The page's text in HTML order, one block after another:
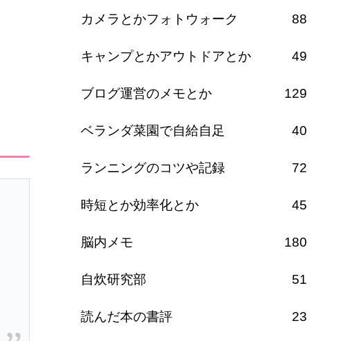
カメラとかフォトウォーク 88
キャンプとかアウトドアとか 49
ブログ運営のメモとか 129
ベランダ菜園で自給自足 40
ランニングのコツや記録 72
時短とか効率化とか 45
脳内メモ 180
自炊研究部 51
読んだ本の書評 23